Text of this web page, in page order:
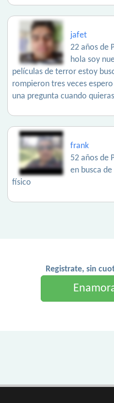
jafet
22 años de
hola soy
películas de terror estoy
rompieron tres veces
una pregunta cuando quieras
frank
52 años de
en busca
físico
Registrate, sin